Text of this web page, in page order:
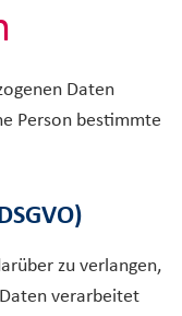
Daten
Person bestimmte
zu verlangen,
verarbeitet